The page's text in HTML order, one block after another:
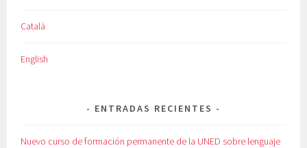
Català
English
ENTRADAS RECIENTES
Nuevo curso de formación permanente de la UNED sobre lenguaje